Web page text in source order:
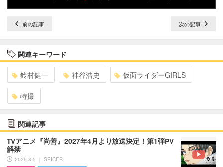
前の記事 次の記事
関連キーワード
鈴村健一 神谷浩史 仮面ライダーGIRLS
特撮
関連記事
TVアニメ『尚善』2027年4月より放送決定！第1弾PV
解禁
2026.8.5 ｜ SPICER